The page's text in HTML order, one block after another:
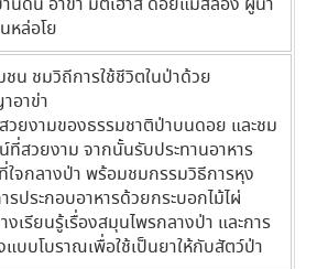
หล่อโย
ชน ชมวิถีการใช้ชีวิตในป่าด้วย
อาข่า
วยงามของธรรมชาติป่าบนดอย และชม
ที่สวยงาม จากนั้นรับประทานอาหาร
ใจกลางป่า พร้อมชมกรรมวิธีการหุง
รประกอบอาหารด้วยกระบอกไม้ไผ่
งเรียนรู้เรื่องสมุนไพรกลางป่า และการ
แบบโบราณเพื่อใช้เป็นยาให้กับสัตว์ป่า